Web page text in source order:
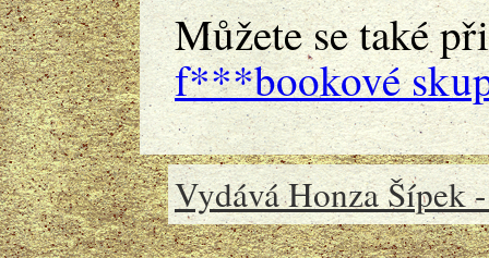
Můžete se také
f***bookové
Vydává Honza Šípek